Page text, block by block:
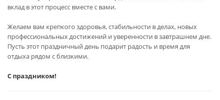
вклад в этот процесс вместе с вами.
Желаем вам крепкого здоровья, стабильности в делах, новых
профессиональных достижений и уверенности в завтрашнем дне.
Пусть этот праздничный день подарит радость и время для
отдыха рядом с близкими.
С праздником!